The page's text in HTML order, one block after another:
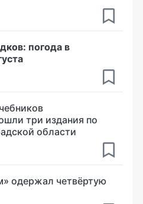
погода в
три издания по
области
одержал четвёртую